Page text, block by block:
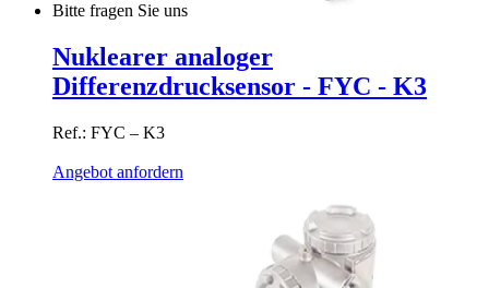
Bitte fragen Sie uns
Nuklearer analoger
Differenzdrucksensor - FYC - K3
Ref.: FYC – K3
Angebot anfordern